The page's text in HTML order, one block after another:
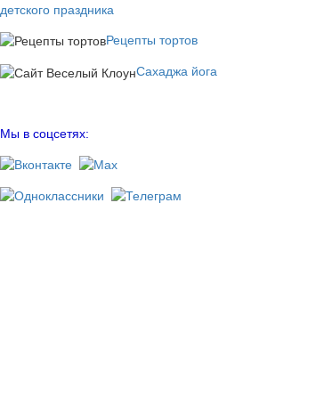
детского праздника
Рецепты тортов
Сахаджа йога
Мы в соцсетях: